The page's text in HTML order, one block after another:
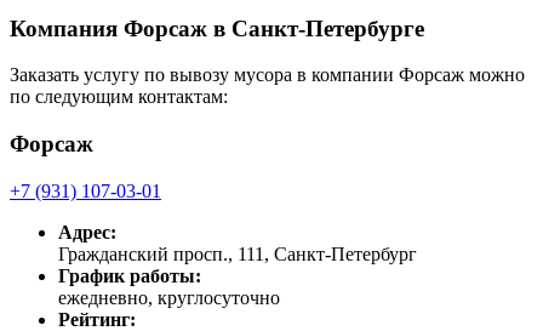
Компания Форсаж в Санкт-Петербурге
Заказать услугу по вывозу мусора в компании Форсаж можно
по следующим контактам:
Форсаж
+7 (931) 107-03-01
Адрес:
Гражданский просп., 111, Санкт-Петербург
График работы:
ежедневно, круглосуточно
Рейтинг: